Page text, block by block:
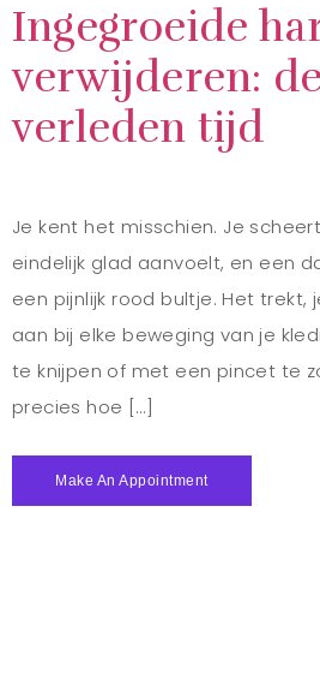
Ingegroeide
verwijderen:
verleden tijd
Je kent het misschien. Je
eindelijk glad aanvoelt, en een
een pijnlijk rood bultje. Het trekt,
aan bij elke beweging van je
te knijpen of met een pincet te
precies hoe […]
Make An Appointment